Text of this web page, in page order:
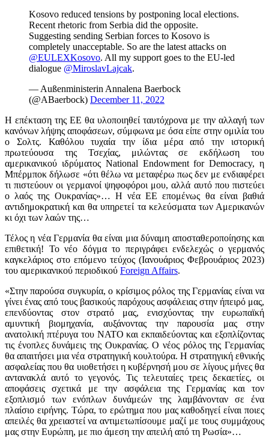
Kosovo reduced tensions by postponing local elections.
Recent rhetoric from Serbia did the opposite.
Suggesting sending Serbian forces to Kosovo is
completely unacceptable. So are the latest attacks on
@EULEXKosovo. All my support goes to the EU-led
dialogue @MiroslavLajcak.
— Außenministerin Annalena Baerbock
(@ABaerbock) December 11, 2022
Η επέκταση της ΕΕ θα υλοποιηθεί ταυτόχρονα με την αλλαγή των
κανόνων λήψης αποφάσεων, σύμφωνα με όσα είπε στην ομιλία του
ο Σολτς. Καθόλου τυχαία την ίδια μέρα από την ιστορική
πρωτεύουσα της Τσεχίας, μιλώντας σε εκδήλωση του
αμερικανικού ιδρύματος National Endowment for Democracy, η
Μπέρμποκ δήλωσε «ότι θέλω να μεταφέρω πως δεν με ενδιαφέρει
τι πιστεύουν οι γερμανοί ψηφοφόροι μου, αλλά αυτό που πιστεύει
ο λαός της Ουκρανίας»… Η νέα ΕΕ επομένως θα είναι βαθιά
αντιδημοκρατική και θα υπηρετεί τα κελεύσματα των Αμερικανών
κι όχι των λαών της…
Τέλος η νέα Γερμανία θα είναι μια δύναμη αποσταθεροποίησης και
επιθετική! Το νέο δόγμα το περιγράφει ενδελεχώς ο γερμανός
καγκελάριος στο επόμενο τεύχος (Ιανουάριος Φεβρουάριος 2023)
του αμερικανικού περιοδικού Foreign Affairs.
«Στην παρούσα συγκυρία, ο κρίσιμος ρόλος της Γερμανίας είναι να
γίνει ένας από τους βασικούς παρόχους ασφάλειας στην ήπειρό μας,
επενδύοντας στον στρατό μας, ενισχύοντας την ευρωπαϊκή
αμυντική βιομηχανία, αυξάνοντας την παρουσία μας στην
ανατολική πτέρυγα του ΝΑΤΟ και εκπαιδεύοντας και εξοπλίζοντας
τις ένοπλες δυνάμεις της Ουκρανίας. Ο νέος ρόλος της Γερμανίας
θα απαιτήσει μια νέα στρατηγική κουλτούρα. Η στρατηγική εθνικής
ασφαλείας που θα υιοθετήσει η κυβέρνησή μου σε λίγους μήνες θα
αντανακλά αυτό το γεγονός. Τις τελευταίες τρεις δεκαετίες, οι
αποφάσεις σχετικά με την ασφάλεια της Γερμανίας και τον
εξοπλισμό των ενόπλων δυνάμεών της λαμβάνονταν σε ένα
πλαίσιο ειρήνης. Τώρα, το ερώτημα που μας καθοδηγεί είναι ποιες
απειλές θα χρειαστεί να αντιμετωπίσουμε μαζί με τους συμμάχους
μας στην Ευρώπη, με πιο άμεση την απειλή από τη Ρωσία»…